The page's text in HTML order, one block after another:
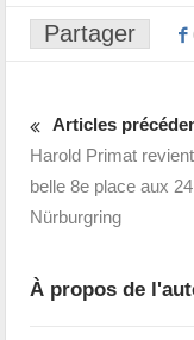
Partager
Articles
Harold Primat
belle 8e place aux
Nürburgring
À propos de